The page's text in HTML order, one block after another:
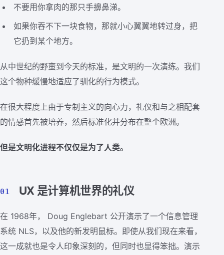
不要用你拿肉的那只手擤鼻涕。
如果你吞不下一块食物，那就小心翼翼地转过身，把
它扔到某个地方。
从中世纪的野蛮到今天的标准，是文明的一次演练。我们
这个物种缓慢地适应了驯化的行为模式。
在很大程度上由于专制主义的向心力，礼仪和与之相配套
的情感首先被培养，然后标准化并分布在整个欧洲。
但是文明化进程不仅仅是为了人类。
01 UX 是计算机世界的礼仪
在 1968年， Doug Englebart 公开演示了一个信息管理
系统 NLS，以及他的新发明鼠标。即使从我们现在来看，
这一成就也是令人印象深刻的，但同时也显得笨拙。演示